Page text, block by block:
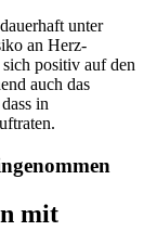
unter
an Herz-
positiv auf den
auch das
in
mit